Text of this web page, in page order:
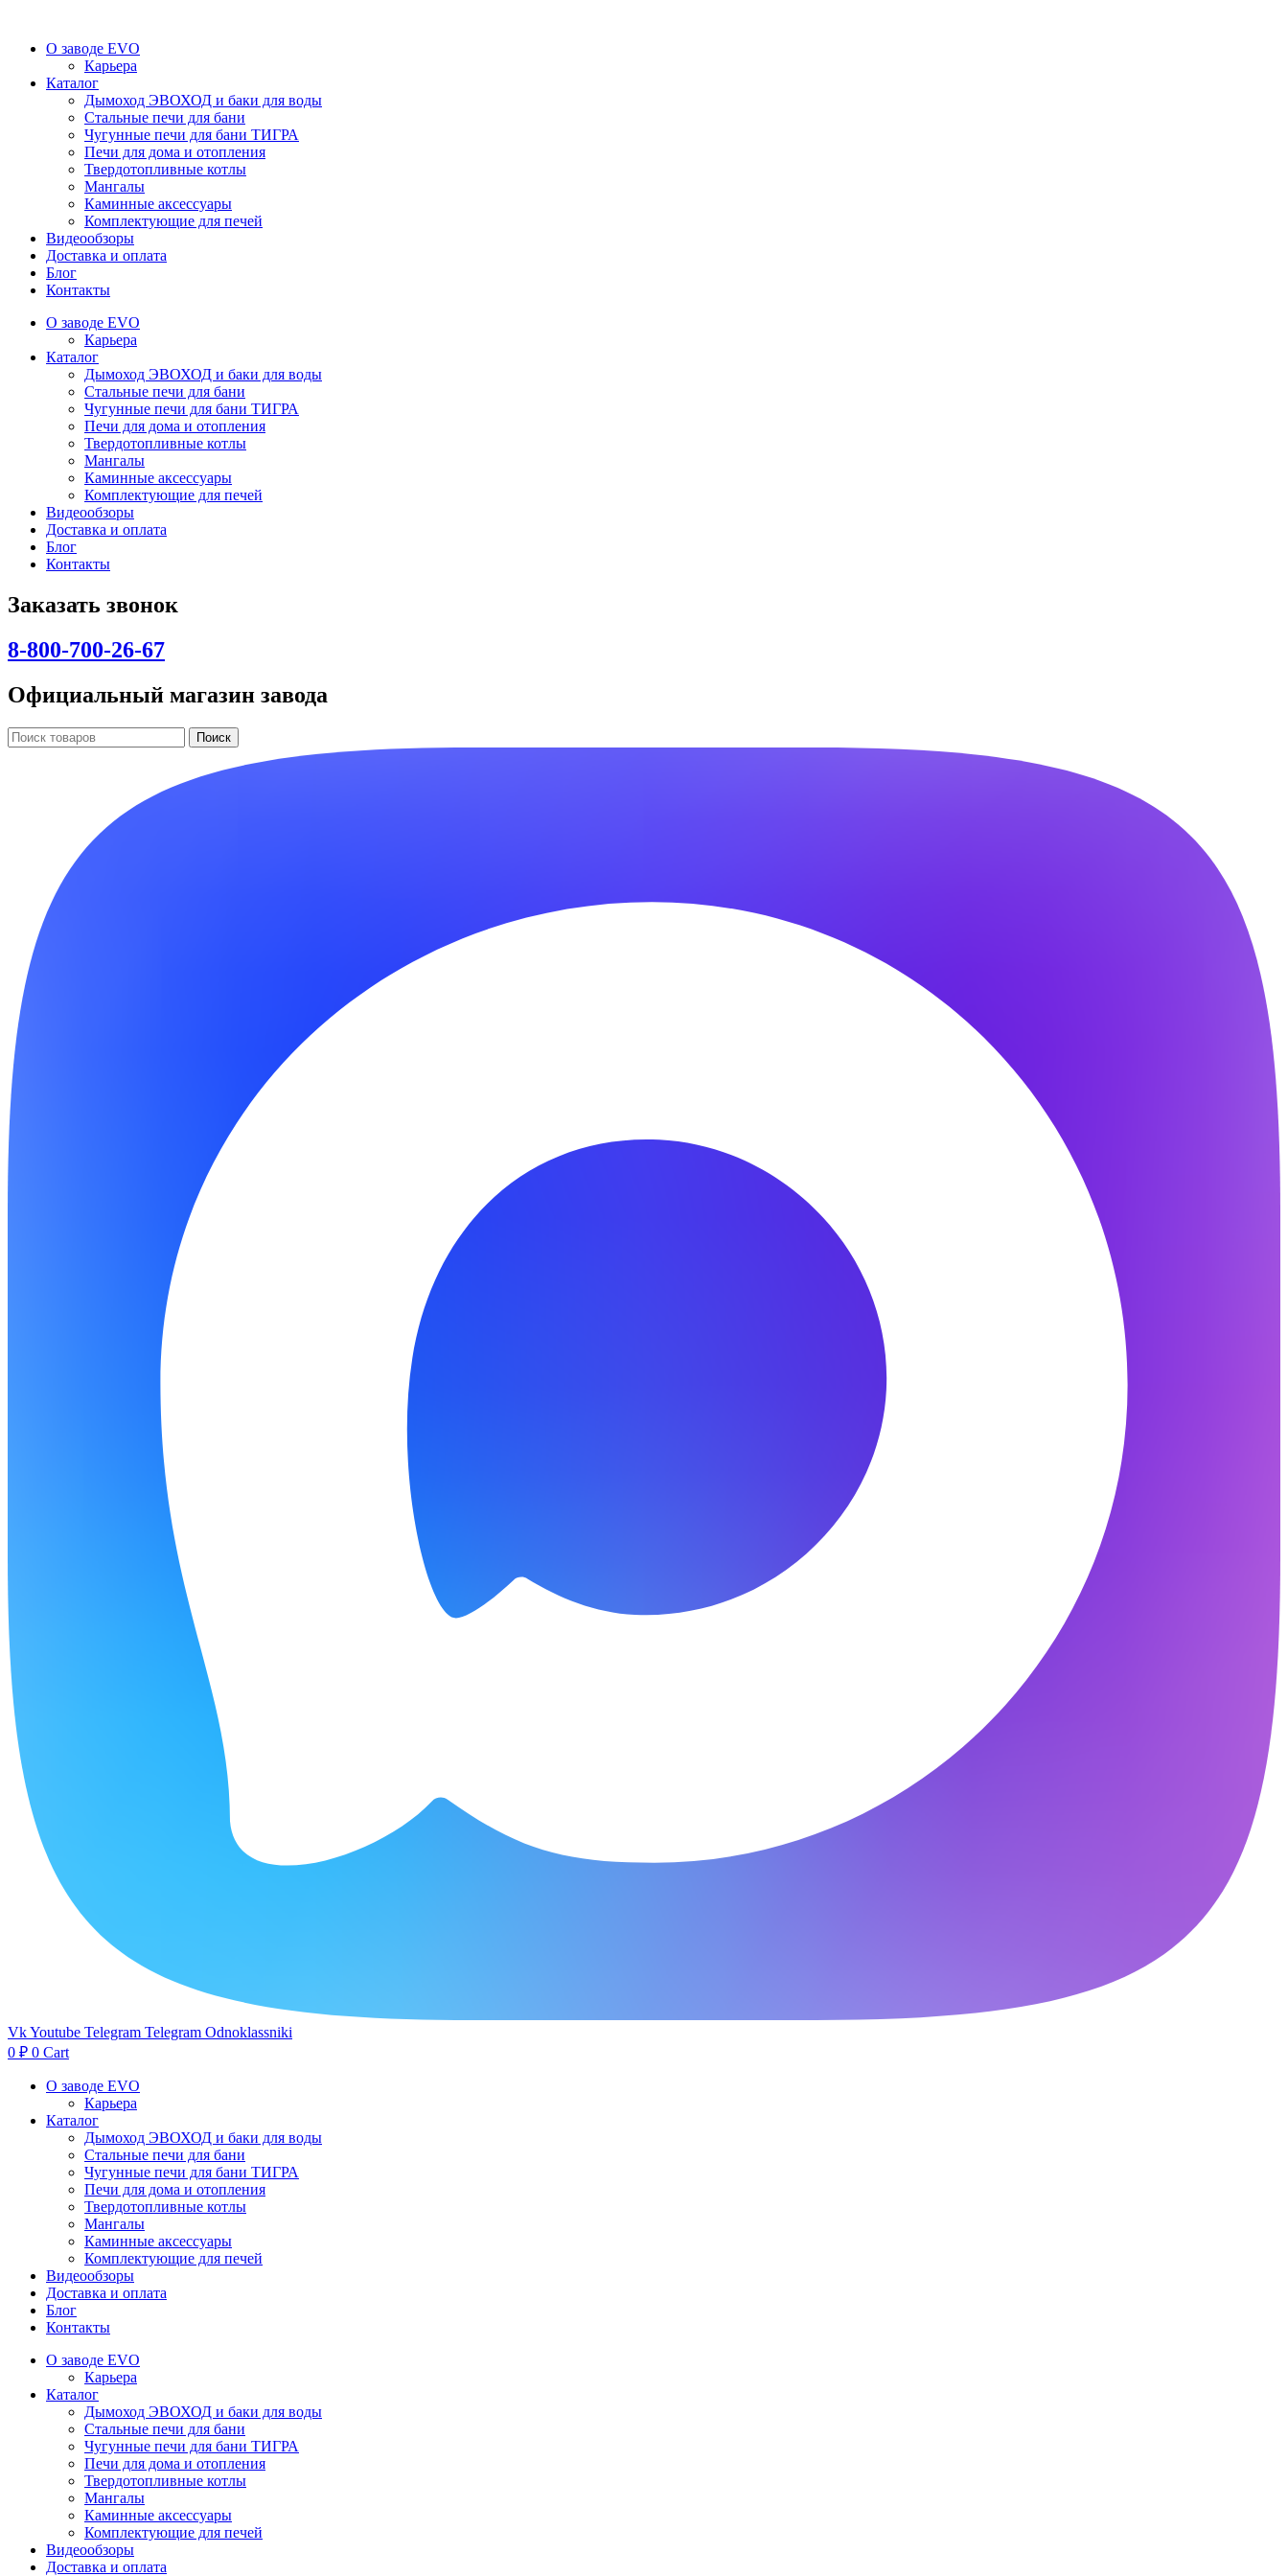
О заводе EVO
Карьера
Каталог
Дымоход ЭВОХОД и баки для воды
Стальные печи для бани
Чугунные печи для бани ТИГРА
Печи для дома и отопления
Твердотопливные котлы
Мангалы
Каминные аксессуары
Комплектующие для печей
Видеообзоры
Доставка и оплата
Блог
Контакты
О заводе EVO
Карьера
Каталог
Дымоход ЭВОХОД и баки для воды
Стальные печи для бани
Чугунные печи для бани ТИГРА
Печи для дома и отопления
Твердотопливные котлы
Мангалы
Каминные аксессуары
Комплектующие для печей
Видеообзоры
Доставка и оплата
Блог
Контакты
Заказать звонок
8-800-700-26-67
Официальный магазин завода
Поиск
VkYoutube Telegram Telegram Odnoklassniki
0 ₽ 0 Cart
О заводе EVO
Карьера
Каталог
Дымоход ЭВОХОД и баки для воды
Стальные печи для бани
Чугунные печи для бани ТИГРА
Печи для дома и отопления
Твердотопливные котлы
Мангалы
Каминные аксессуары
Комплектующие для печей
Видеообзоры
Доставка и оплата
Блог
Контакты
О заводе EVO
Карьера
Каталог
Дымоход ЭВОХОД и баки для воды
Стальные печи для бани
Чугунные печи для бани ТИГРА
Печи для дома и отопления
Твердотопливные котлы
Мангалы
Каминные аксессуары
Комплектующие для печей
Видеообзоры
Доставка и оплата